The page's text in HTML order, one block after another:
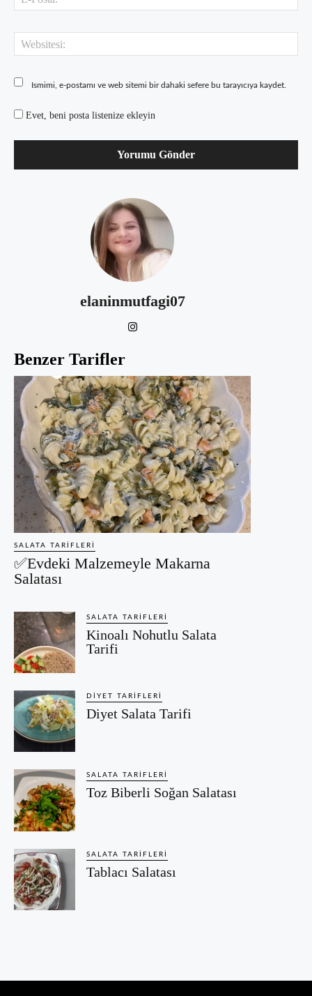
Ismimi, e-postamı ve web sitemi bir dahaki sefere bu tarayıcıya kaydet.
Evet, beni posta listenize ekleyin
elaninmutfagi07
Benzer Tarifler
SALATA TARIFLERI
✅Evdeki Malzemeyle Makarna
Salatası
SALATA TARIFLERI
Kinoalı Nohutlu Salata
Tarifi
DIYET TARIFLERI
Diyet Salata Tarifi
SALATA TARIFLERI
Toz Biberli Soğan Salatası
SALATA TARIFLERI
Tablacı Salatası